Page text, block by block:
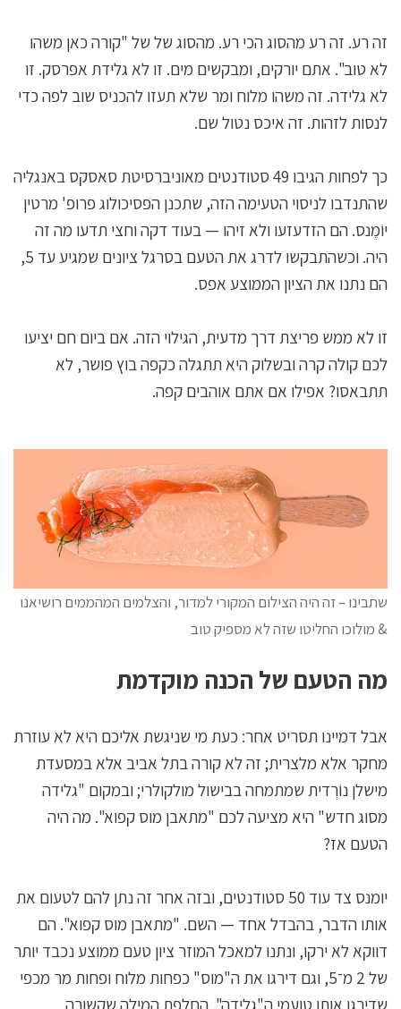
זה רע. זה רע מהסוג הכי רע. מהסוג של של "קורה כאן משהו
לא טוב". אתם יורקים, ומבקשים מים. זו לא גלידת אפרסק. זו
לא גלידה. זה משהו מלוח ומר שלא תעזו להכניס שוב לפה כדי
לנסות לזהות. זה איכס נטול שם.
כך לפחות הגיבו 49 סטודנטים מאוניברסיטת סאסקס באנגליה
שהתנדבו לניסוי הטעימה הזה, שתכנן הפסיכולוג פרופ' מרטין
יוֹמֶנס. הם הזדעזעו ולא זיהו — בעוד דקה וחצי תדעו מה זה
היה. וכשהתבקשו לדרג את הטעם בסרגל ציונים שמגיע עד 5,
הם נתנו את הציון הממוצע אפס.
זו לא ממש פריצת דרך מדעית, הגילוי הזה. אם ביום חם יציעו
לכם קולה קרה ובשלוק היא תתגלה כקפה בוץ פושר, לא
תתבאסו? אפילו אם אתם אוהבים קפה.
שתבינו – זה היה הצילום המקורי למדור, והצלמים המהממים רושיאנו
& מולוכו החליטו שזה לא מספיק טוב
מה הטעם של הכנה מוקדמת
אבל דמיינו תסריט אחר: כעת מי שניגשת אליכם היא לא עוזרת
מחקר אלא מלצרית; זה לא קורה בתל אביב אלא במסעדת
מישלן נוֹרְדית שמתמחה בבישול מולקולרי; ובמקום "גלידה
מסוג חדש" היא מציעה לכם "מתאבן מוס קפוא". מה היה
הטעם אז?
יומנס צד עוד 50 סטודנטים, ובזה אחר זה נתן להם לטעום את
אותו הדבר, בהבדל אחד — השם. "מתאבן מוס קפוא". הם
דווקא לא ירקו, ונתנו למאכל המוזר ציון טעם ממוצע נכבד יותר
של 2 מ־5, וגם דירגו את ה"מוס" כפחות מלוח ופחות מר מכפי